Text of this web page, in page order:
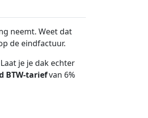
neemt. Weet dat
de eindfactuur.
je je dak echter
BTW-tariefvan 6%